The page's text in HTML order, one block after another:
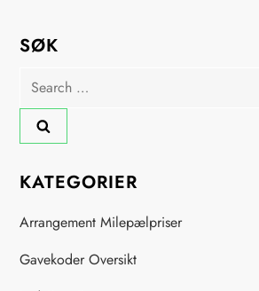
SØK
Search
for:
KATEGORIER
Arrangement Milepælpriser
Gavekoder Oversikt